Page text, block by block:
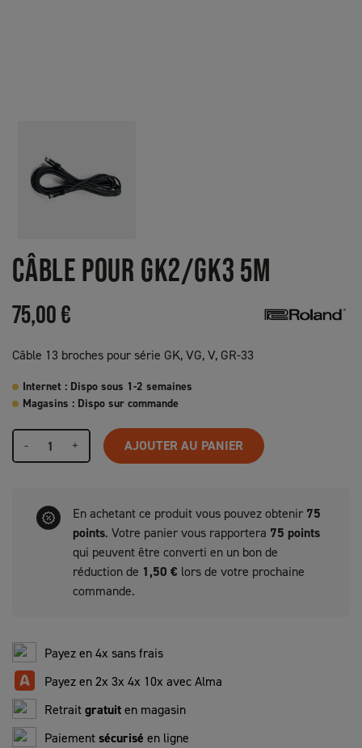
CÂBLE POUR GK2/GK3 5M
75,00 €
Câble 13 broches pour série GK, VG, V, GR-33
Internet : Dispo sous 1-2 semaines
Magasins : Dispo sur commande
- + AJOUTER AU PANIER
En achetant ce produit vous pouvez obtenir 75
points. Votre panier vous rapportera 75 points
qui peuvent être converti en un bon de
réduction de 1,50 €lors de votre prochaine
commande.
Payez en 4x sans frais
Payez en 2x 3x 4x 10x avec Alma
Retraitgratuiten magasin
Paiementsécurisé en ligne